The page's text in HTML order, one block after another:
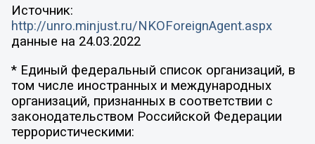
Источник:
http://unro.minjust.ru/NKOForeignAgent.aspx
данные на 24.03.2022
* Единый федеральный список организаций, в
том числе иностранных и международных
организаций, признанных в соответствии с
законодательством Российской Федерации
террористическими: